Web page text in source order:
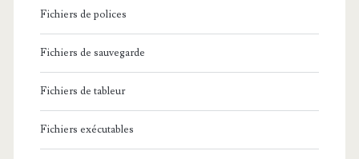
Fichiers de polices
Fichiers de sauvegarde
Fichiers de tableur
Fichiers exécutables